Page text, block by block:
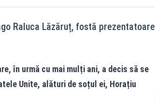
Raluca Lăzăruț, fostă prezentatoare
în urmă cu mai mulți ani, a decis să se
Unite, alături de soțul ei, Horațiu